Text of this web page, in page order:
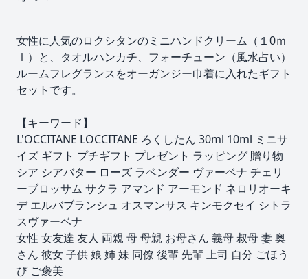
女性に人気のロクシタンのミニハンドクリーム（１0ｍ
ｌ）と、タオルハンカチ、フォーチューン（風水占い）
ルームフレグランスをオーガンジー巾着に入れたギフト
セットです。
【キーワード】
L'OCCITANE LOCCITANE ろくしたん 30ml 10ml ミニサ
イズ ギフト プチギフト プレゼント ラッピング 贈り物
シア シアバター ローズ ラベンダー ヴァーベナ チェリ
ーブロッサム サクラ アマンド アーモンド ネロリオーキ
デ エルバブランシュ オスマンサス キンモクセイ シトラ
スヴァーベナ
女性 女友達 友人 両親 母 母親 お母さん 義母 叔母 妻 奥
さん 彼女 子供 娘 姉 妹 同僚 後輩 先輩 上司 自分 ごほう
び ご褒美